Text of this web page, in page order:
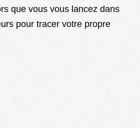
que vous vous lancez dans
pour tracer votre propre